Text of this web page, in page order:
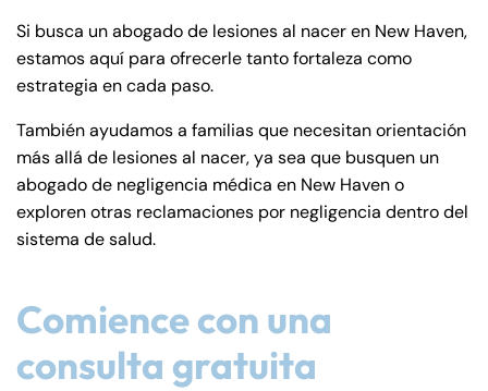
Si busca un abogado de lesiones al nacer en New Haven,
estamos aquí para ofrecerle tanto fortaleza como
estrategia en cada paso.
También ayudamos a familias que necesitan orientación
más allá de lesiones al nacer, ya sea que busquen un
abogado de negligencia médica en New Haven o
exploren otras reclamaciones por negligencia dentro del
sistema de salud.
Comience con una
consulta gratuita